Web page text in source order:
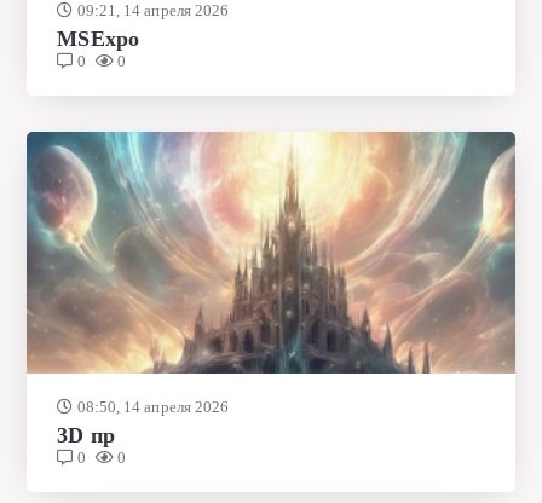
09:21, 14 апреля 2026
MSExpo
0 0
08:50, 14 апреля 2026
3D пр
0 0